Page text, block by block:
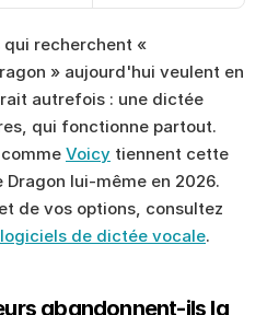
qui recherchent «
» aujourd'hui veulent en
autrefois : une dictée
qui fonctionne partout.
Voicy tiennent cette
Dragon lui-même en 2026.
de vos options, consultez
de dictée vocale.
abandonnent-ils la